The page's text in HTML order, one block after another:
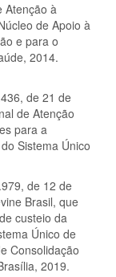
Atenção à
de Apoio à
e para o
2014.
de 21 de
de Atenção
para a
Sistema Único
de 12 de
Brasil, que
custeio da
Único de
Consolidação
2019.